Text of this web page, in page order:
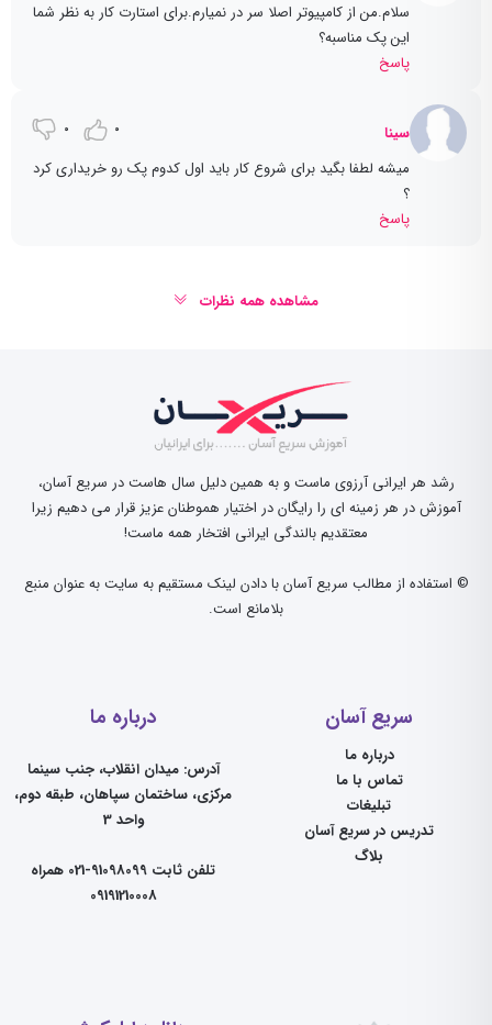
سلام.من از کامپیوتر اصلا سر در نمیارم.برای استارت کار به نظر شما
این پک مناسبه؟
پاسخ
سینا 0
0
میشه لطفا بگید برای شروع کار باید اول کدوم پک رو خریداری کرد
؟
پاسخ
مشاهده همه نظرات
رشد هر ایرانی آرزوی ماست و به همین دلیل سال هاست در سریع آسان،
آموزش در هر زمینه ای را رایگان در اختیار هموطنان عزیز قرار می دهیم زیرا
معتقدیم بالندگی ایرانی افتخار همه ماست!
© استفاده از مطالب سریع آسان با دادن لینک مستقیم به سایت به عنوان منبع
بلامانع است.
سریع آسان
درباره ما
تماس با ما
تبلیغات
تدریس در سریع آسان
بلاگ
درباره ما
آدرس: میدان انقلاب، جنب سینما
مرکزی، ساختمان سپاهان، طبقه دوم،
واحد 3
تلفن ثابت 91098099-021 همراه
09191210008